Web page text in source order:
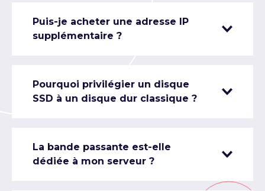
Puis-je acheter une adresse IP
supplémentaire ?
Pourquoi privilégier un disque
SSD à un disque dur classique ?
La bande passante est-elle
dédiée à mon serveur ?